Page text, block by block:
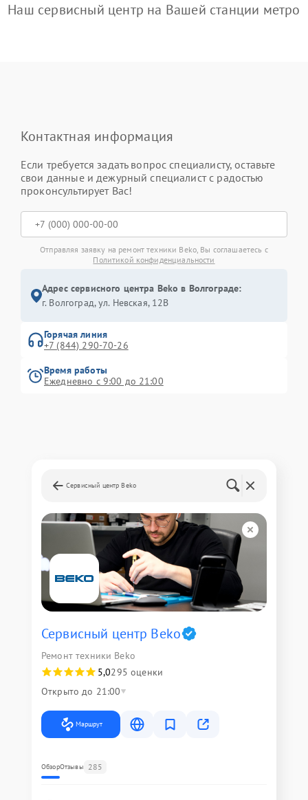
Наш сервисный центр на Вашей станции метро
Контактная информация
Если требуется задать вопрос специалисту, оставьте
свои данные и дежурный специалист с радостью
проконсультирует Вас!
Отправляя заявку на ремонт техники Beko, Вы соглашаетесь с
Политикой конфиденциальности
Адрес сервисного центра Beko в Волгограде:
г. Волгоград, ул. Невская, 12В
Горячая линия
+7 (844) 290-70-26
Время работы
Ежедневно с 9:00 до 21:00
Сервисный центр Beko
Сервисный центр Beko
Ремонт техники Beko
5,0295 оценки
Открыто до 21:00
Маршрут
ОбзорОтзывы 285